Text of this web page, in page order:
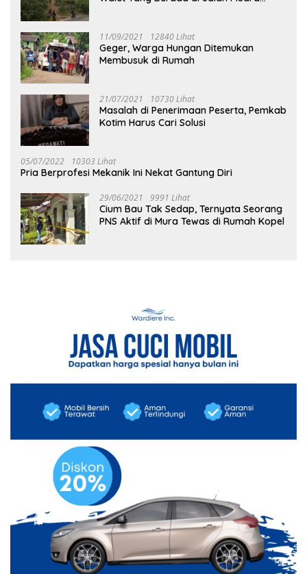
11/09/2021 12840 Lihat
Geger, Warga Hungan Ditemukan
Membusuk di Rumah
21/07/2021 10730 Lihat
Masalah di Penerimaan Peserta, Pemkab
Kotim Harus Cari Solusi
05/07/2022 10303 Lihat
Pria Berprofesi Mekanik Ini Nekat Gantung Diri
29/06/2021 9991 Lihat
Cium Bau Tak Sedap, Ternyata Seorang
PNS Aktif di Mura Tewas di Rumah Kopel